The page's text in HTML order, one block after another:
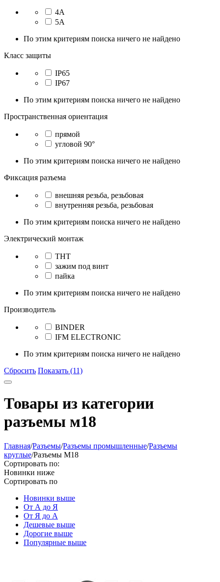
4А
5А
По этим критериям поиска ничего не найдено
Класс защиты
IP65
IP67
По этим критериям поиска ничего не найдено
Пространственная ориентация
прямой
угловой 90°
По этим критериям поиска ничего не найдено
Фиксация разъема
внешняя резьба, резьбовая
внутренняя резьба, резьбовая
По этим критериям поиска ничего не найдено
Электрический монтаж
THT
зажим под винт
пайка
По этим критериям поиска ничего не найдено
Производитель
BINDER
IFM ELECTRONIC
По этим критериям поиска ничего не найдено
Сбросить Показать (11)
Товары из категории
разъемы м18
Главная/Разъeмы/Разъeмы промышленные/Разъeмы
круглые/Разъемы М18
Сортировать по:
Новинки ниже
Сортировать по
Новинки выше
От А до Я
От Я до А
Дешевые выше
Дорогие выше
Популярные выше